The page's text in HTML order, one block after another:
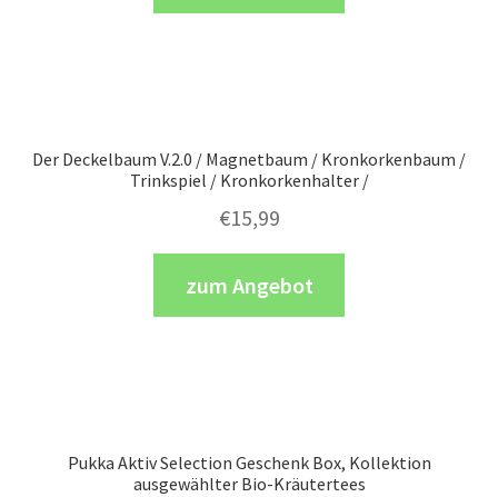
Der Deckelbaum V.2.0 / Magnetbaum / Kronkorkenbaum /
Trinkspiel / Kronkorkenhalter /
€15,99
zum Angebot
Pukka Aktiv Selection Geschenk Box, Kollektion
ausgewählter Bio-Kräutertees